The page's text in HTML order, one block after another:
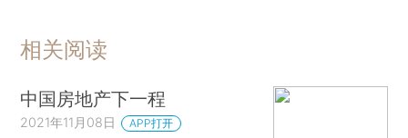
相关阅读
中国房地产下一程
2021年11月08日 APP打开